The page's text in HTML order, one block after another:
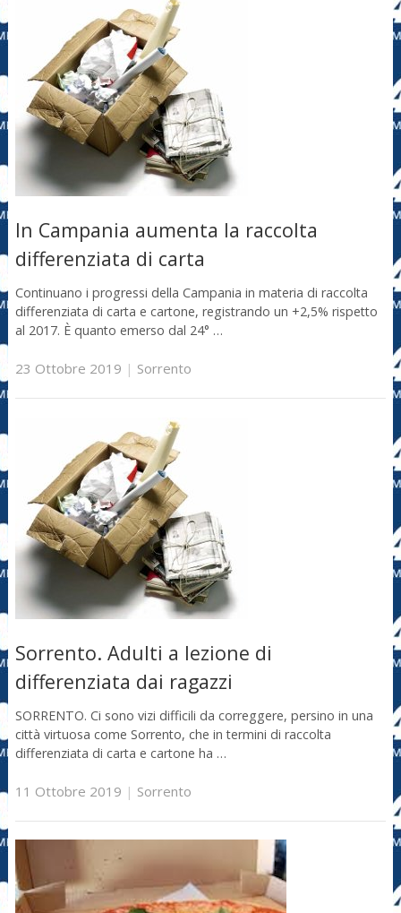
In Campania aumenta la raccolta
differenziata di carta
Continuano i progressi della Campania in materia di raccolta
differenziata di carta e cartone, registrando un +2,5% rispetto
al 2017. È quanto emerso dal 24° …
23 Ottobre 2019 | Sorrento
Sorrento. Adulti a lezione di
differenziata dai ragazzi
SORRENTO. Ci sono vizi difficili da correggere, persino in una
città virtuosa come Sorrento, che in termini di raccolta
differenziata di carta e cartone ha …
11 Ottobre 2019 | Sorrento